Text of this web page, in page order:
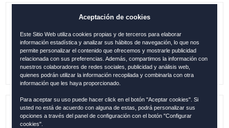
GORRA CÁDIZ TUNA VERDE
0.00€
Referencia: CAD1278
Aceptación de cookies
Este Sitio Web utiliza cookies propias y de terceros para elaborar
información estadística y analizar sus hábitos de navegación, lo que nos
permite personalizar el contenido que ofrecemos y mostrarle publicidad
relacionada con sus preferencias. Además, compartimos la información con
nuestros colaboradores de redes sociales, publicidad y análisis web,
quienes podrán utilizar la información recopilada y combinarla con otra
información que les haya proporcionado.
Para aceptar su uso puede hacer click en el botón "Aceptar cookies". Si
usted no está de acuerdo con alguna de estas, podrá personalizar sus
opciones a través del panel de configuración con el botón "Configurar
cookies".